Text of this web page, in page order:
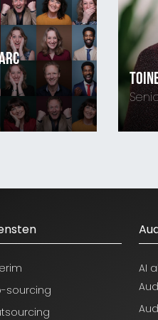
Toine van den Hurk
Senior Manager IT
sourcing
AI